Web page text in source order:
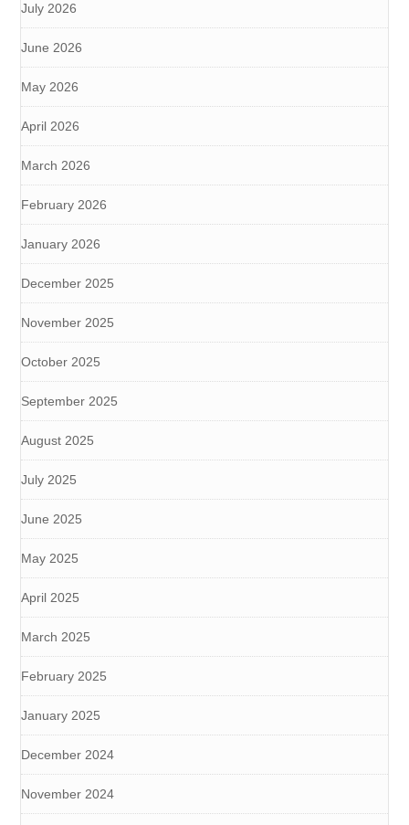
July 2026
June 2026
May 2026
April 2026
March 2026
February 2026
January 2026
December 2025
November 2025
October 2025
September 2025
August 2025
July 2025
June 2025
May 2025
April 2025
March 2025
February 2025
January 2025
December 2024
November 2024